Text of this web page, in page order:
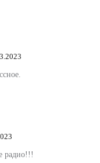
радио!!!